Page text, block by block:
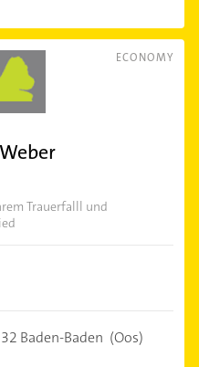
ECONOMY
Trauerfalll und
Baden-Baden (Oos)